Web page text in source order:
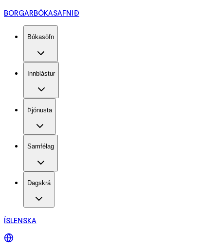
BORGARBÓKASAFNIÐ
Bókasöfn
Innblástur
Þjónusta
Samfélag
Dagskrá
ÍSLENSKA